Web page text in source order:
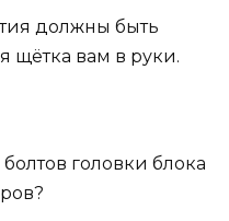
должны быть
щётка вам в руки.